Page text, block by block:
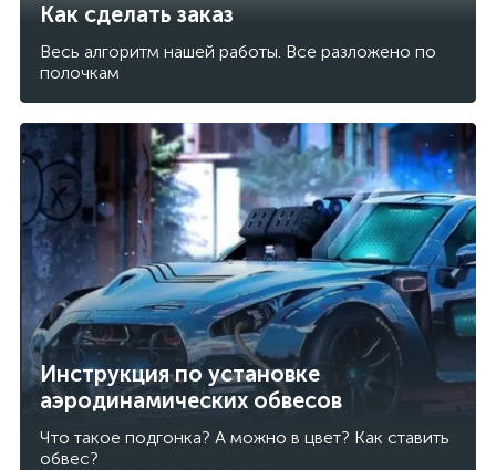
Как сделать заказ
Весь алгоритм нашей работы. Все разложено по
полочкам
Инструкция по установке
аэродинамических обвесов
Что такое подгонка? А можно в цвет? Как ставить
обвес?